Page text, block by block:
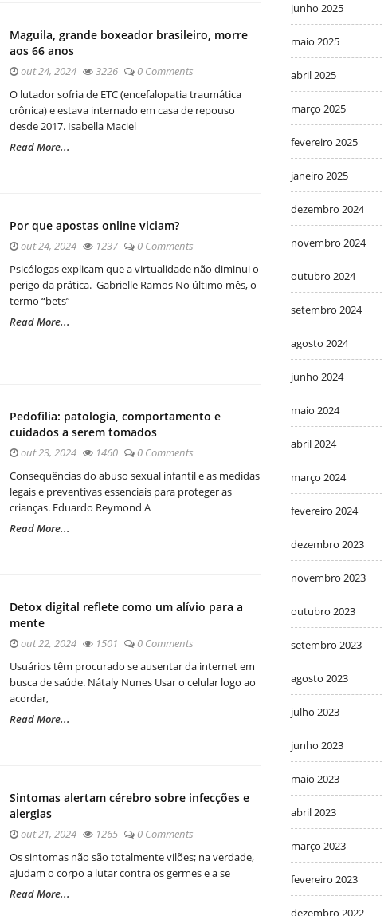
Maguila, grande boxeador brasileiro, morre
aos 66 anos
out 24, 2024 3226
0 Comments
O lutador sofria de ETC (encefalopatia traumática
crônica) e estava internado em casa de repouso
desde 2017. Isabella Maciel
Read More...
Por que apostas online viciam?
out 24, 2024 1237
0 Comments
Psicólogas explicam que a virtualidade não diminui o
perigo da prática. Gabrielle Ramos No último mês, o
termo “bets”
Read More...
Pedofilia: patologia, comportamento e
cuidados a serem tomados
out 23, 2024 1460
0 Comments
Consequências do abuso sexual infantil e as medidas
legais e preventivas essenciais para proteger as
crianças. Eduardo Reymond A
Read More...
Detox digital reflete como um alívio para a
mente
out 22, 2024 1501
0 Comments
Usuários têm procurado se ausentar da internet em
busca de saúde. Nátaly Nunes Usar o celular logo ao
acordar,
Read More...
Sintomas alertam cérebro sobre infecções e
alergias
out 21, 2024 1265
0 Comments
Os sintomas não são totalmente vilões; na verdade,
ajudam o corpo a lutar contra os germes e a se
Read More...
junho 2025
maio 2025
abril 2025
março 2025
fevereiro 2025
janeiro 2025
dezembro 2024
novembro 2024
outubro 2024
setembro 2024
agosto 2024
junho 2024
maio 2024
abril 2024
março 2024
fevereiro 2024
dezembro 2023
novembro 2023
outubro 2023
setembro 2023
agosto 2023
julho 2023
junho 2023
maio 2023
abril 2023
março 2023
fevereiro 2023
dezembro 2022